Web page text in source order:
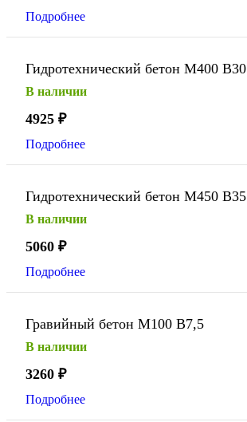
Подробнее
Гидротехнический бетон М400 В30
В наличии
4925 ₽
Подробнее
Гидротехнический бетон М450 В35
В наличии
5060 ₽
Подробнее
Гравийный бетон М100 В7,5
В наличии
3260 ₽
Подробнее